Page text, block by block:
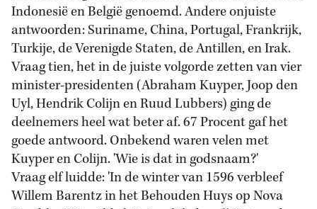
Indonesië en België genoemd. Andere onjuiste
antwoorden: Suriname, China, Portugal, Frankrijk,
Turkije, de Verenigde Staten, de Antillen, en Irak.
Vraag tien, het in de juiste volgorde zetten van vier
minister-presidenten (Abraham Kuyper, Joop den
Uyl, Hendrik Colijn en Ruud Lubbers) ging de
deelnemers heel wat beter af. 67 Procent gaf het
goede antwoord. Onbekend waren velen met
Kuyper en Colijn. 'Wie is dat in godsnaam?'
Vraag elf luidde: 'In de winter van 1596 verbleef
Willem Barentz in het Behouden Huys op Nova